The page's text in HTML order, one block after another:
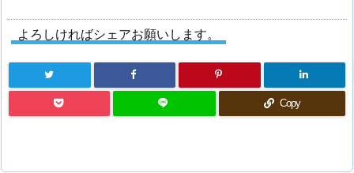
よろしければシェアお願いします。
Copy